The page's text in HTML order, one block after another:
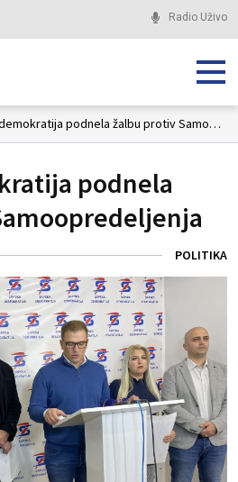
Radio Uživo
Srpska demokratija podnela žalbu protiv Samoopredeljenja
podnela
POLITIKA